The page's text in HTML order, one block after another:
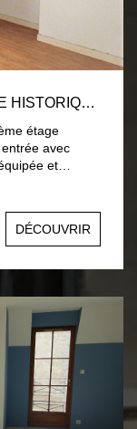
APPARTEMENT F2 CENTRE VILLE HISTORIQUE LA FERTE BERNARD
étage
avec
et
(électricité
Eau
à
90€
DÉCOUVRIR